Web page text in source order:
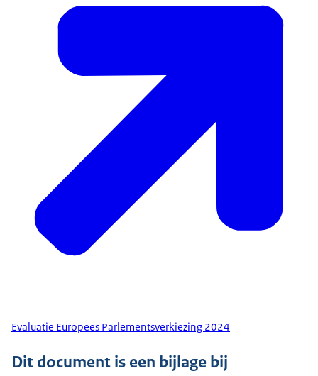
Evaluatie Europees Parlementsverkiezing 2024
Dit document is een bijlage bij